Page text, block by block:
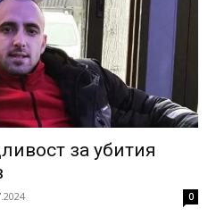
за убития
0